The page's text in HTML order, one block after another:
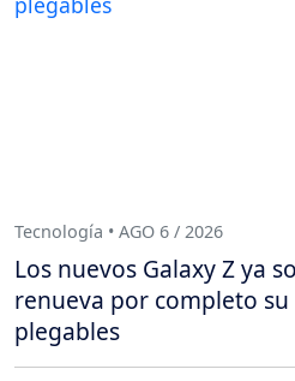
Tecnología • AGO 6 / 2026
Los nuevos Galaxy Z ya
renueva por completo
plegables